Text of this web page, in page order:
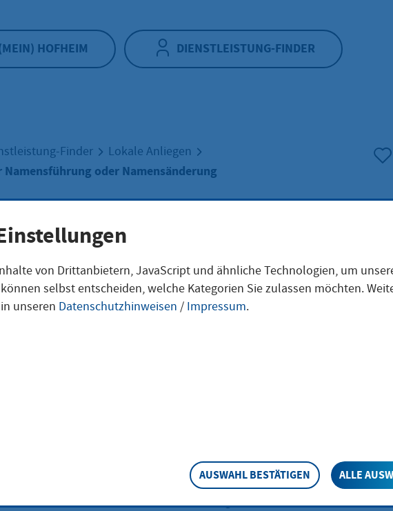
HOFHEIM DIENSTLEISTUNG-FINDER
Finder Lokale Anliegen
oder Namensänderung
zur
oder
in der Ehe
oder Anfügung eines Namens sowie der Widerruf dieser Erklärung
eines früheren Namens nach Auflösung der Ehe
von Drittanbietern, JavaScript und ähnliche Technologien, um
selbst entscheiden, welche Kategorien Sie zulassen möchten.
unseren Datenschutzhinweisen / Impressum.
AUSWAHL BESTÄTIGEN ALLE